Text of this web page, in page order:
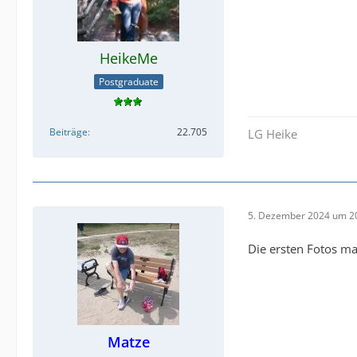
HeikeMe
Postgraduate
Beiträge 22.705 LG Heike
Matze
5. Dezember 2024 um
Die ersten Fotos